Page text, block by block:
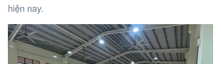
hiện nay.